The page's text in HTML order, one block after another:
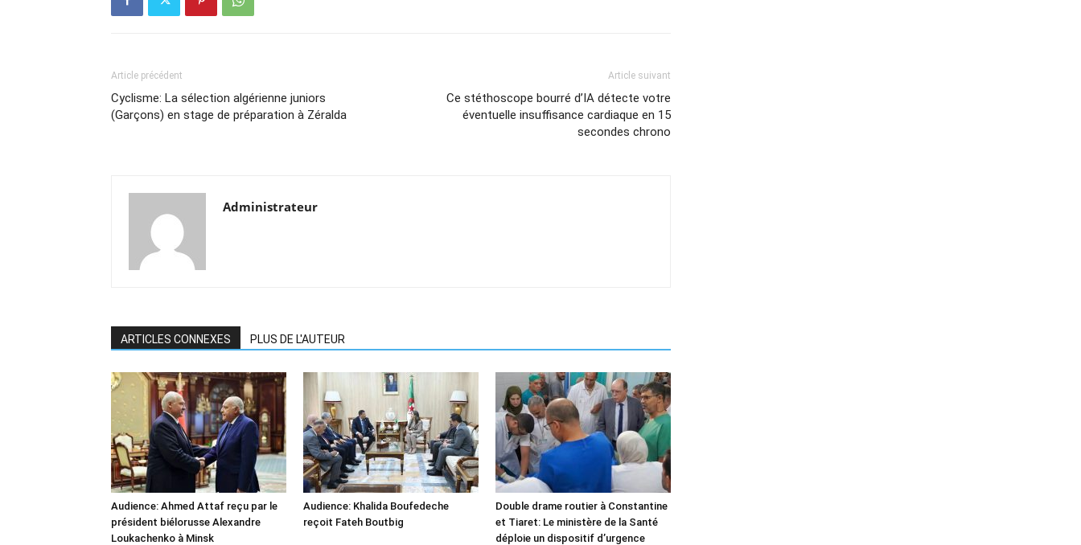
Article précédent
Cyclisme: La sélection algérienne juniors
(Garçons) en stage de préparation à Zéralda
Article suivant
Ce stéthoscope bourré d’IA détecte votre
éventuelle insuffisance cardiaque en 15
secondes chrono
Administrateur
ARTICLES CONNEXES PLUS DE L'AUTEUR
Audience: Ahmed Attaf reçu par le
président biélorusse Alexandre
Loukachenko à Minsk
Audience: Khalida Boufedeche
reçoit Fateh Boutbig
Double drame routier à Constantine
et Tiaret: Le ministère de la Santé
déploie un dispositif d’urgence